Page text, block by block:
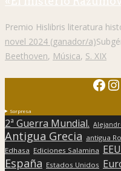
Premio Hislibris literatura
novel 2024 (ganador/a)
Beethoven, Música, S. XIX
Sorpresa
2ª Guerra Mundial.
Antigua Grecia antigua
Edhasa Ediciones Salamina
España Estados Unidos